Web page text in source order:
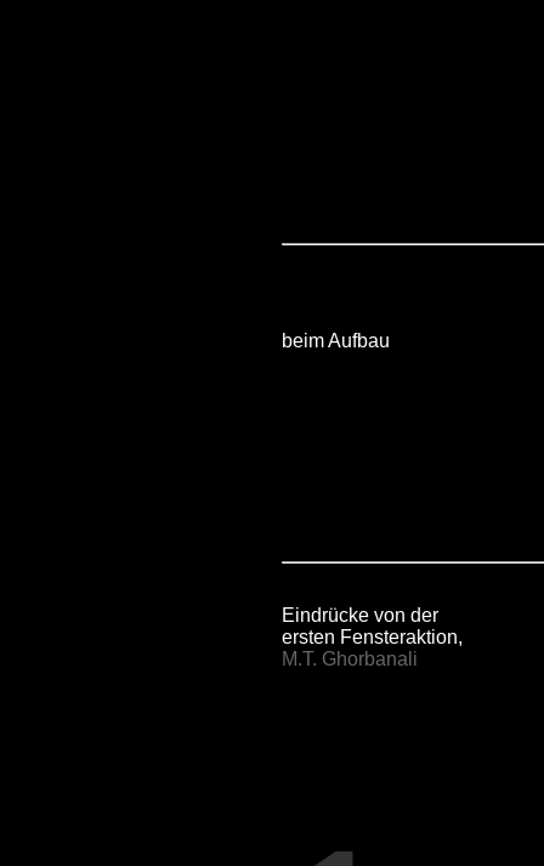
beim Aufbau
Eindrücke von der
ersten Fensteraktion,
M.T. Ghorbanali